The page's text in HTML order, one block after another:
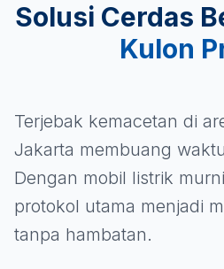
Solusi Cerdas
Kulon
Terjebak kemacetan di
Jakarta membuang
Dengan mobil listrik
protokol utama menjadi
tanpa hambatan.